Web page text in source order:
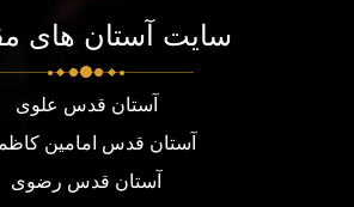
سایت آستان های
آستان قدس علوی
آستان قدس امامین
آستان قدس رضوی